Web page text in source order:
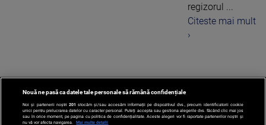
regizorul ...
Citeste mai mult
›
1
Nouă ne pasă ca datele tale personale să rămână confidențiale
Noi și partenerii noștri 201 stocăm și/sau accesăm informații pe dispozitivul dvs., precum identificatorii cookie
unici pentru prelucrarea datelor cu caracter personal. Puteți accepta sau gestiona alegerile dvs. făcând clic mai jos
sau în orice moment, pe pagina cu politica de confidențialitate. Aceste alegeri vor fi raportate partenerilor noștri și
nu vă vor afecta navigarea.
Mai multe detalii